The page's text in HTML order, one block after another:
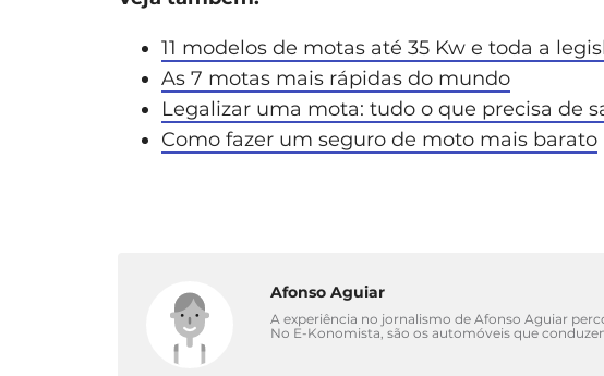
11 modelos de motas até 35 Kw e toda a
As 7 motas mais rápidas do mundo
Legalizar uma mota: tudo o que precisa de
Como fazer um seguro de moto mais barato
Afonso Aguiar
A experiência no jornalismo de Afonso Aguiar
No E-Konomista, são os automóveis que